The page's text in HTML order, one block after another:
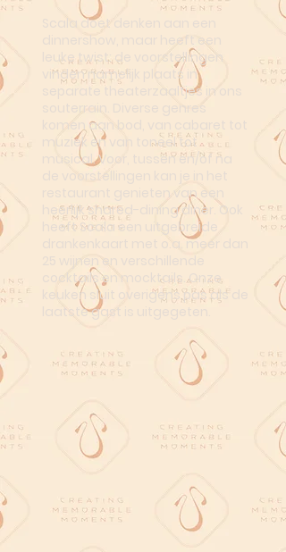
Scala doet denken aan een
dinnershow, maar heeft een
leuke twist: de voorstellingen
vinden namelijk plaats in
separate theaterzaaltjes in ons
souterrain. Diverse genres
komen aan bod, van cabaret tot
muziek en van toneel tot
musical. Voor, tussen en/of na
de voorstellingen kan je in het
restaurant genieten van een
heerlijk shared-dining diner. Ook
heeft Scala een uitgebreide
drankenkaart met o.a. meer dan
25 wijnen en verschillende
cocktails en mocktails. Onze
keuken sluit overigens pas als de
laatste gast is uitgegeten.